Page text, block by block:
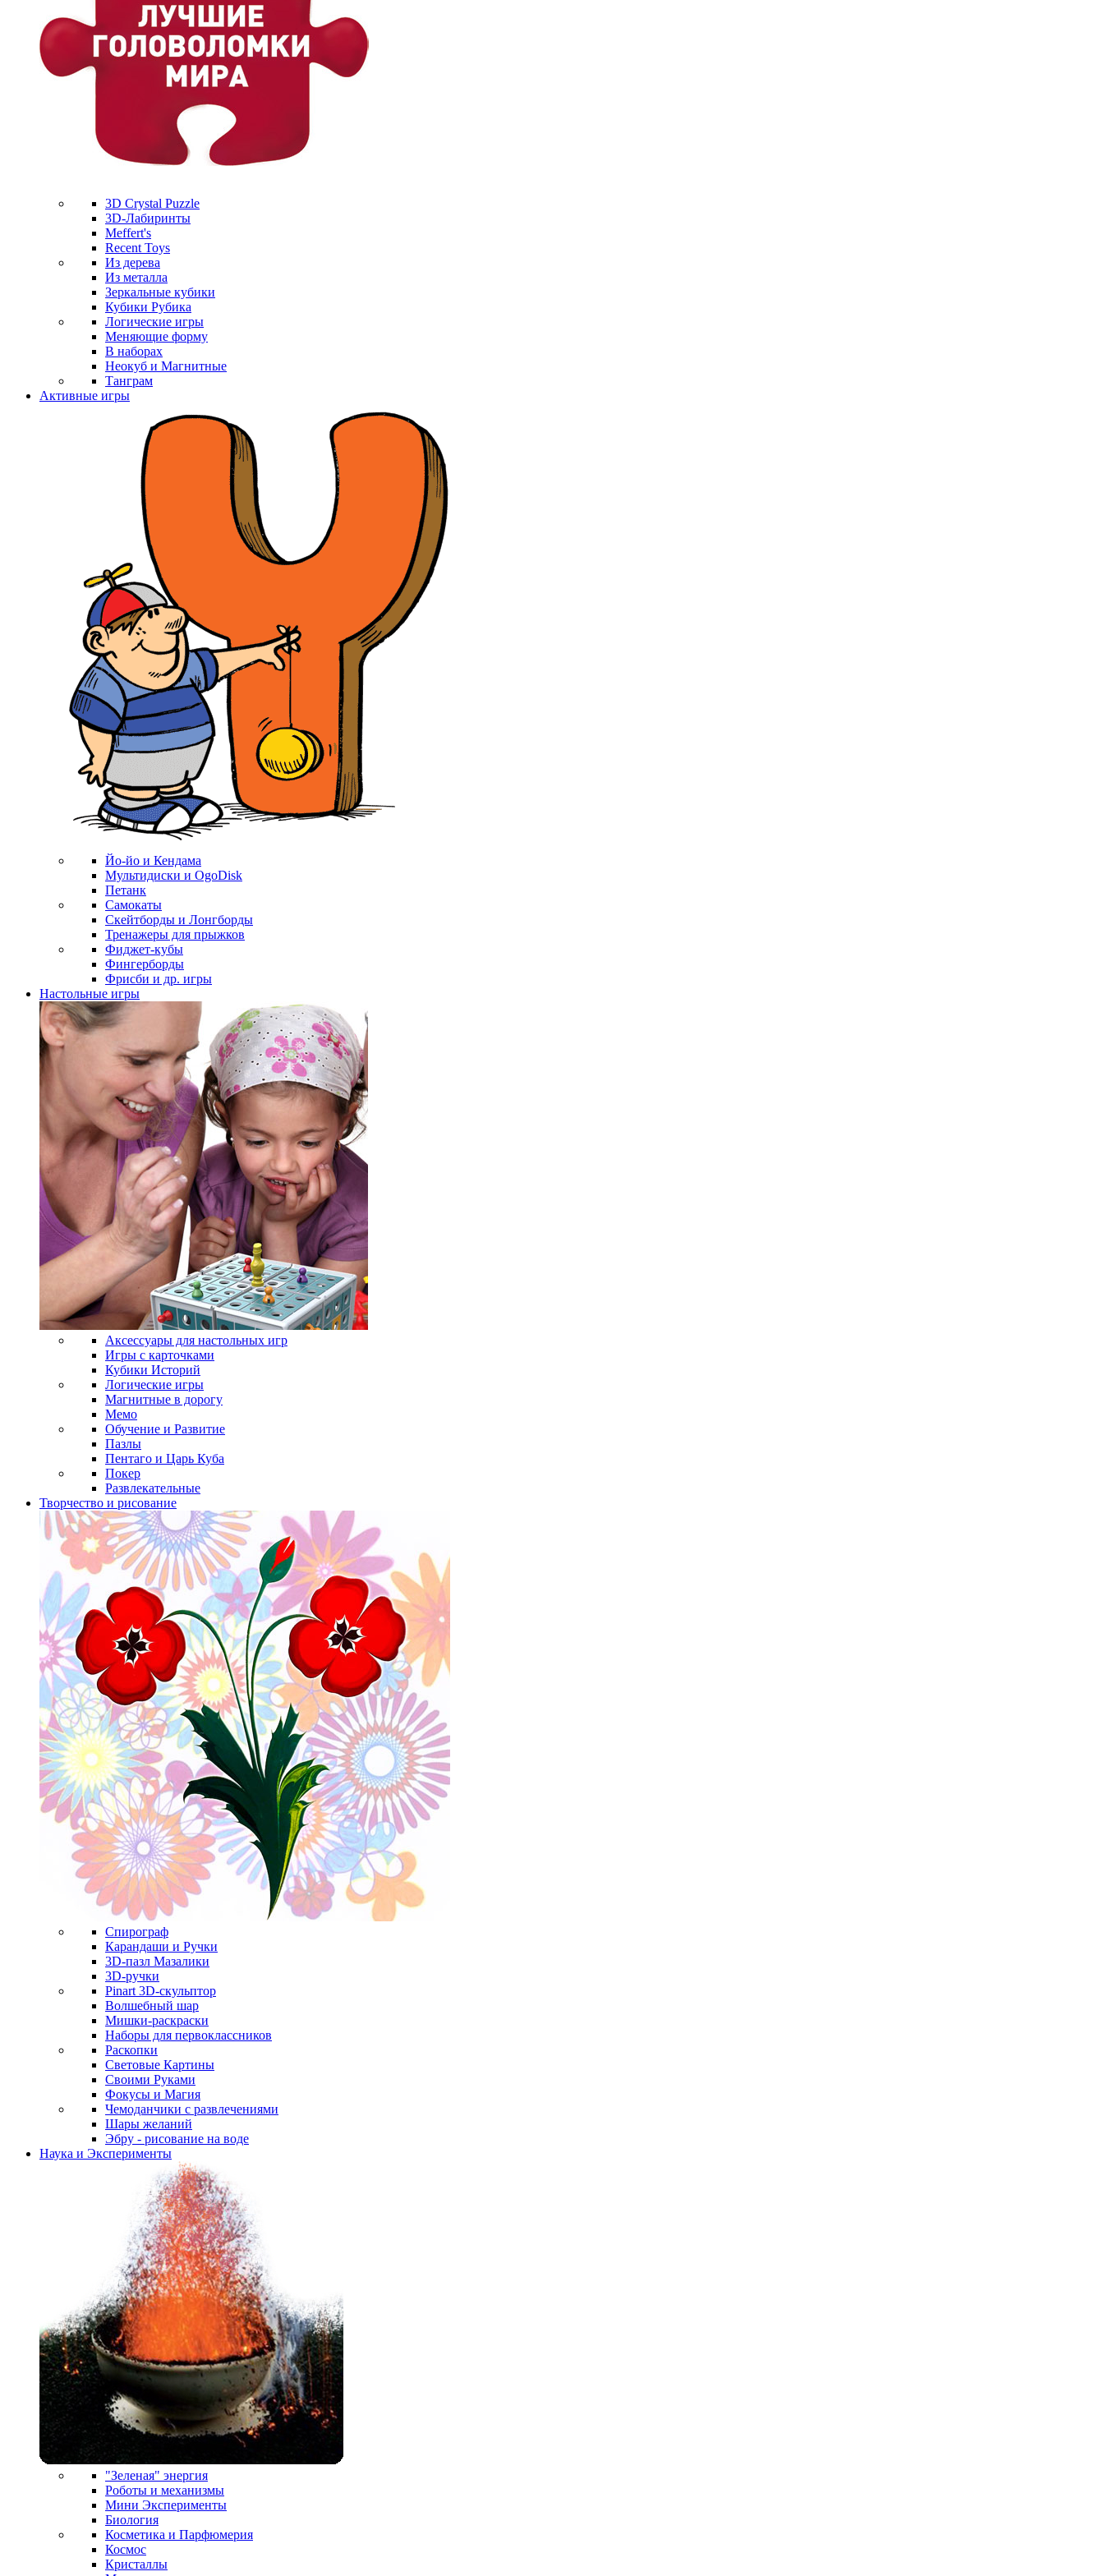
3D Crystal Puzzle
3D-Лабиринты
Meffert's
Recent Toys
Из дерева
Из металла
Зеркальные кубики
Кубики Рубика
Логические игры
Меняющие форму
В наборах
Неокуб и Магнитные
Танграм
Активные игры
Йо-йо и Кендама
Мультидиски и OgoDisk
Петанк
Самокаты
Скейтборды и Лонгборды
Тренажеры для прыжков
Фиджет-кубы
Фингерборды
Фрисби и др. игры
Настольные игры
Аксессуары для настольных игр
Игры с карточками
Кубики Историй
Логические игры
Магнитные в дорогу
Мемо
Обучение и Развитие
Пазлы
Пентаго и Царь Куба
Покер
Развлекательные
Творчество и рисование
Спирограф
Карандаши и Ручки
3D-пазл Мазалики
3D-ручки
Pinart 3D-скульптор
Волшебный шар
Мишки-раскраски
Наборы для первоклассников
Раскопки
Световые Картины
Своими Руками
Фокусы и Магия
Чемоданчики с развлечениями
Шары желаний
Эбру - рисование на воде
Наука и Эксперименты
"Зеленая" энергия
Роботы и механизмы
Мини Эксперименты
Биология
Косметика и Парфюмерия
Космос
Кристаллы